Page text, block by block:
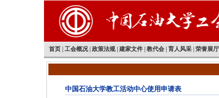
首页 工会概况| 政策法规| 建家文件 教代会 育人风采 荣誉展厅
中国石油大学教工活动中心使用申请表